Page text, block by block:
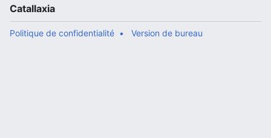
Catallaxia
Politique de confidentialité Version de bureau